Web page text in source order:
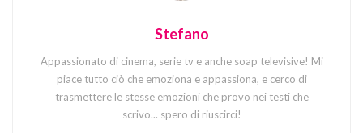
Stefano
Appassionato di cinema, serie tv e anche soap televisive! Mi
piace tutto ciò che emoziona e appassiona, e cerco di
trasmettere le stesse emozioni che provo nei testi che
scrivo... spero di riuscirci!